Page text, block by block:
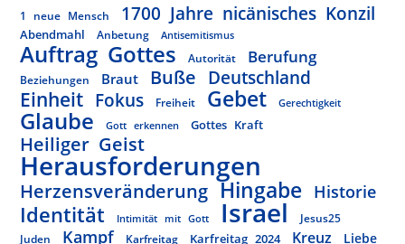
1 neue Mensch 1700 Jahre nicänisches Konzil
Abendmahl Anbetung Antisemitismus
Auftrag Gottes Autorität Berufung
Beziehungen Braut Buße Deutschland
Einheit Fokus Freiheit Gebet Gerechtigkeit
Glaube Gott erkennen Gottes Kraft
Heiliger Geist
Herausforderungen
Herzensveränderung Hingabe Historie
Identität Intimität mit Gott Israel
Jesus25
Juden
Kampf Karfreitag Karfreitag 2024 Kreuz Liebe